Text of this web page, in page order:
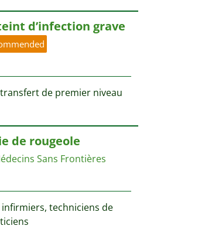
d’infection grave
de premier niveau
de rougeole
Sans Frontières
infirmiers, techniciens de